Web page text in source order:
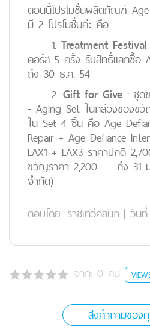
ตอนนี้โปรโมชั่นผลิตภัณฑ์
มี 2 โปรโมชั่นค่ะ คือ
1. Treatment
คอร์ส 5 ครั้ง รับสิทธิ์แลกซื้อ
ถึง 30 ธ.ค. 54
2. Gift for Give : ชุด
- Aging Set ในกล่องของ
ใน Set 4 ชิ้น คือ Age
Repair + Age Defiance
LAX1 + LAX3 ราคาปกติ
ขวัญราคา 2,200.- ถึง 31
จำกัด)
ตอบโดย: ราชเทวีคลินิก | วัน
จาก: 0 คน
ส่งคำถามของ